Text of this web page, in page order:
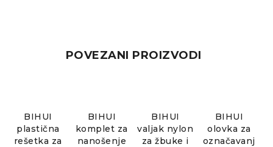
POVEZANI PROIZVODI
BIHUI
plastična
rešetka za
BIHUI
komplet za
nanošenje
BIHUI
valjak nylon
za žbuke i
BIHUI
olovka za
označavanj